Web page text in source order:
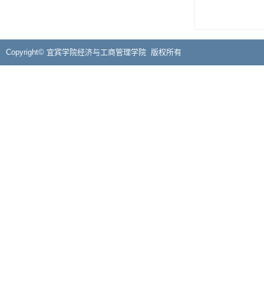
Copyright© 宜宾学院经济与工商管理学院 版权所有